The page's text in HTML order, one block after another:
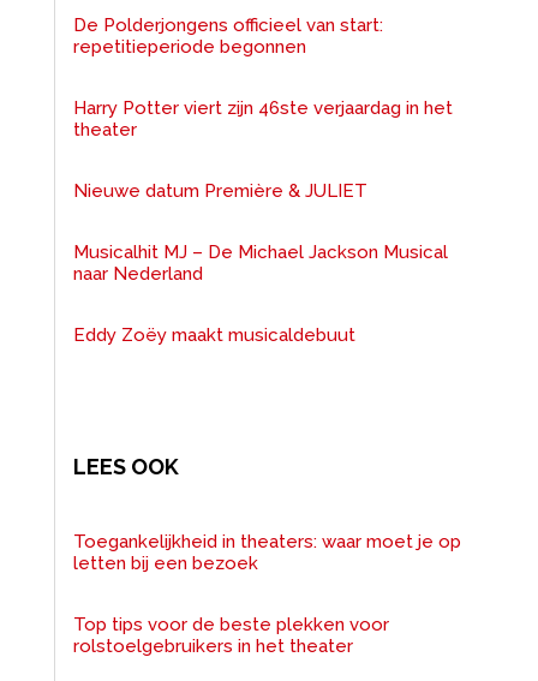
De Polderjongens officieel van start:
repetitieperiode begonnen
Harry Potter viert zijn 46ste verjaardag in het
theater
Nieuwe datum Première & JULIET
Musicalhit MJ – De Michael Jackson Musical
naar Nederland
Eddy Zoëy maakt musicaldebuut
LEES OOK
Toegankelijkheid in theaters: waar moet je op
letten bij een bezoek
Top tips voor de beste plekken voor
rolstoelgebruikers in het theater